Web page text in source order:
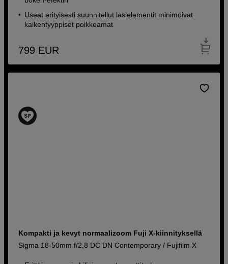
Useat erityisesti suunnitellut lasielementit minimoivat
kaikentyyppiset poikkeamat
799 EUR
Kompakti ja kevyt normaalizoom Fuji X-kiinnityksellä
Sigma 18-50mm f/2,8 DC DN Contemporary / Fujifilm X